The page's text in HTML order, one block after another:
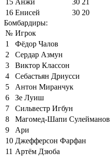
16 Енисей 30 20
Бомбардиры:
№ Игрок
1
Фёдор Чалов
2
Сердар Азмун
3
Виктор Классон
4
Себастьян Дриусси
5
Антон Миранчук
6
Зе Луиш
7
Сильвестр Игбун
8
Магомед-Шапи Сулейманов
9
Ари
10 Джефферсон Фарфан
11 Артём Дзюба